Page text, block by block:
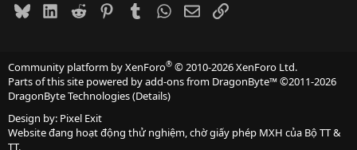
BlueskyLinkedIn
Reddit PinterestTumblrWhatsApp
EmailLink
Community platform by XenForo® © 2010-2026 XenForo Ltd.
Parts of this site powered byadd-ons from DragonByte™©2011-2026
DragonByte Technologies(Details)
Design by: Pixel Exit
Website đang hoạt động thử nghiệm, chờ giấy phép MXH của Bộ TT &
TT.